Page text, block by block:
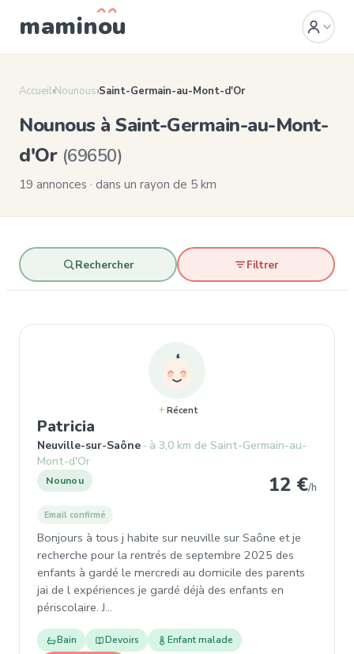
maminou
Accueil›Nounous›Saint-Germain-au-Mont-d'Or
Nounous à Saint-Germain-au-Mont-
d'Or (69650)
19 annonces · dans un rayon de 5 km
Rechercher Filtrer
Récent
Patricia
Neuville-sur-Saône
à 3,0 km de Saint-Germain-au-
Mont-d'Or
Nounou 12 €/h
Email confirmé
Bonjours à tous j habite sur neuville sur Saône et je
recherche pour la rentrés de septembre 2025 des
enfants à gardé le mercredi au domicile des parents
jai de l expériences je gardé déjà des enfants en
périscolaire. J…
Bain Devoirs Enfant malade